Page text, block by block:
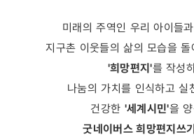
미래의 주역인 우리 아이들
지구촌 이웃들의 삶의 모습을 돌
'희망편지'를 작성
나눔의 가치를 인식하고 실
건강한 '세계시민'을
굿네이버스 희망편지쓰